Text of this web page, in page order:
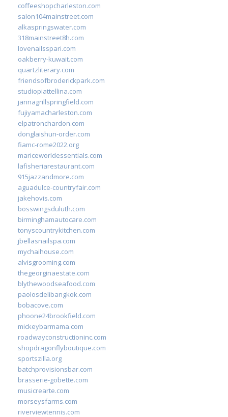
coffeeshopcharleston.com
salon104mainstreet.com
alkaspringswater.com
318mainstreet8h.com
lovenailsspari.com
oakberry-kuwait.com
quartzliterary.com
friendsofbroderickpark.com
studiopiattellina.com
jannagrillspringfield.com
fujiyamacharleston.com
elpatronchardon.com
donglaishun-order.com
fiamc-rome2022.org
mariceworldessentials.com
lafisheriarestaurant.com
915jazzandmore.com
aguadulce-countryfair.com
jakehovis.com
bosswingsduluth.com
birminghamautocare.com
tonyscountrykitchen.com
jbellasnailspa.com
mychaihouse.com
alvisgrooming.com
thegeorginaestate.com
blythewoodseafood.com
paolosdelibangkok.com
bobacove.com
phoone24brookfield.com
mickeybarmama.com
roadwayconstructioninc.com
shopdragonflyboutique.com
sportszilla.org
batchprovisionsbar.com
brasserie-gobette.com
musicrearte.com
morseysfarms.com
riverviewtennis.com